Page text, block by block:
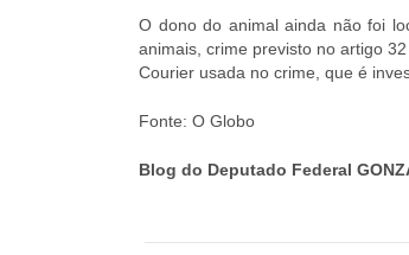
O dono do animal ainda não foi
animais, crime previsto no artigo
Courier usada no crime, que é
Fonte: O Globo
Blog do Deputado Federal